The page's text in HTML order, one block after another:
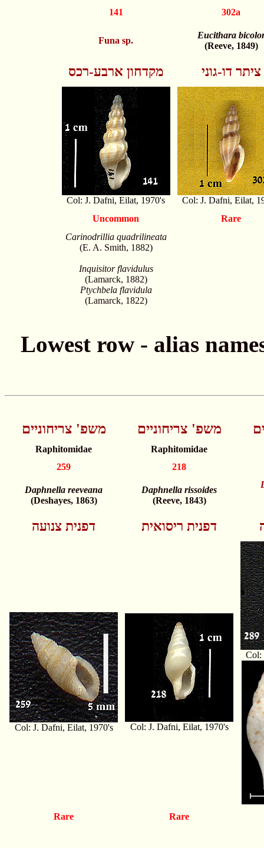
141
302a
Funa sp.
Eucithara
(Reeve, 1849)
מקדחון ארבע-רכס ציתר דו-גוני
Col: J. Dafni, Eilat, 1970's
Col: J. Dafni, Eilat,
Uncommon
Rare
Carinodrillia quadrilineata
(E. A. Smith, 1882)
Inquisitor flavidulus
(Lamarck, 1882)
Ptychbela flavidula
(Lamarck, 1822)
משפ' צריחוניים משפ' צריחוניים
Raphitomidae
Raphitomidae
259
218
Daphnella reeveana
(Deshayes, 1863)
Daphnella rissoides
(Reeve, 1843)
דפנית צנועה דפנית ריסואית
Col: J. Dafni, Eilat, 1970's Col: J. Dafni, Eilat, 1970's
Col:
Rare Rare